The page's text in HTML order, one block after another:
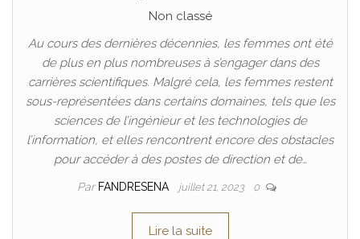
Non classé
Au cours des dernières décennies, les femmes ont été
de plus en plus nombreuses à s’engager dans des
carrières scientifiques. Malgré cela, les femmes restent
sous-représentées dans certains domaines, tels que les
sciences de l’ingénieur et les technologies de
l’information, et elles rencontrent encore des obstacles
pour accéder à des postes de direction et de…
Par FANDRESENA juillet 21, 2023 0
Lire la suite